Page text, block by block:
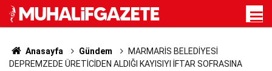
Anasayfa Gündem
MARMARİS BELEDİYESİ
DEPREMZEDE ÜRETİCİDEN ALDIĞI KAYISIYI İFTAR SOFRASINA